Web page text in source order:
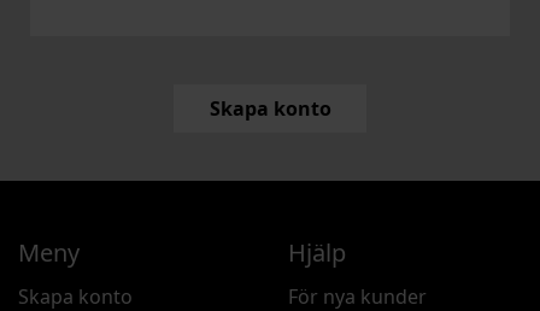
Skapa konto
Meny
Skapa konto
Hjälp
För nya kunder